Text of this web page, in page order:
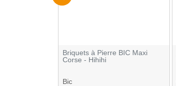
Briquets à Pierre BIC Maxi
Corse - Hihihi
Bic